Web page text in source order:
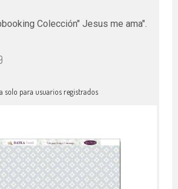
Colección" Jesus me ama".
solo para usuarios registrados